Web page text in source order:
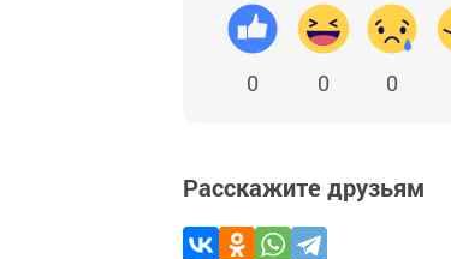
0 0 0
Расскажите друзьям